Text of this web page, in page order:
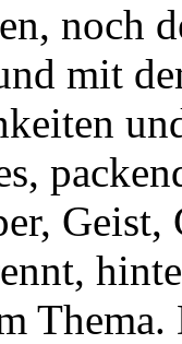
noch
mit
Geist,